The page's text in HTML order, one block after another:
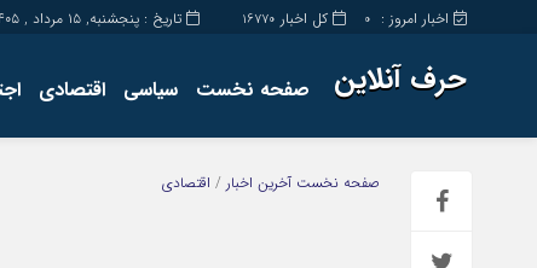
کل اخبار 16770 اخبار امروز : 0 تاریخ : پنجشنبه, ۱۵ مرداد , ۱۴۰۵
حرف آنلاین صفحه نخست سیاسی اقتصادی
صفحه نخست آخرین اخبار / اقتصادی